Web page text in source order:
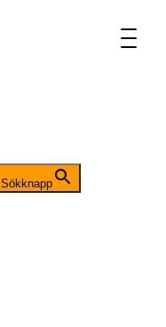
Sökknapp